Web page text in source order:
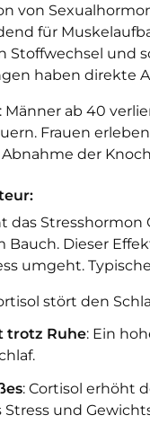
von
für
Stoffwechsel und
haben direkte
: Männer ab 40
Frauen
der
das
Bauch. Dieser
umgeht.
stört den
trotz Ruhe: Ein
: Cortisol erhöht
Stress und